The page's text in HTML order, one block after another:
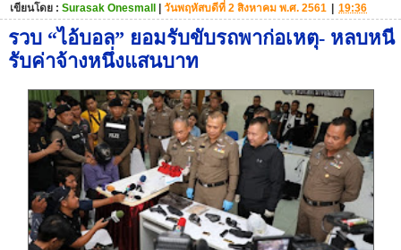
เขียนโดย : Surasak Onesmall | วันพฤหัสบดีที่ 2 สิงหาคม พ.ศ. 2561 | 19:36
รวบ “ไอ้บอล” ยอมรับขับรถพาก่อเหตุ- หลบหนี
รับค่าจ้างหนึ่งแสนบาท